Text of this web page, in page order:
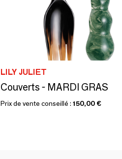
LILY JULIET
Couverts - MARDI GRAS
Prix de vente conseillé : 150,00 €